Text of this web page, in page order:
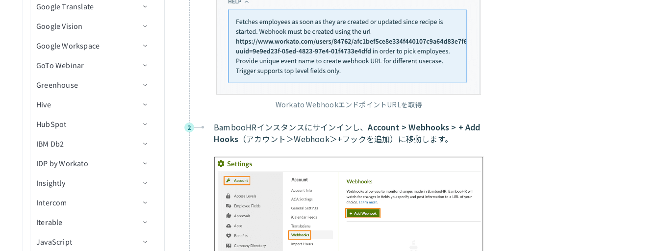
ドキュメントをプロジェク
署名リクエストを再送信
ファイルまたはフォルダを
検索（バッチ）
CSVファイルを更新
ファイルメタデータを更新
ファイルURLを使用してフ
ァイルをアップロード
IDでエンベロープを送信
エンベロープを無効化
ファイル削除アクション
ファイル名変更アクション
ファイルアップロードアク
ション
新規または更新済みプルリ
クエスト
を作成
カスタムアクションイベン
トを作成
IDで通話を取得
集約ユーザーデータを検索
通話文字起こしを検索
通話を検索
ユーザーを検索
を選択（バッチ）
カスタムSQLを使用して行
を選択し、テーブルに挿入
実行
ジョブIDで行のバッチを取
イベント終了
イベントを更新
イベントを削除
イベントに参加者を追加
（batch）
終日イベントを作成
カレンダーを作成
IDでカレンダーを取得
カレンダーを一覧表示
タスクを作成
タスクを更新
オブジェクトの削除
オブジェクトをダウンロー
更新
ファイルストリーミングで
オブジェクトをアップロー
ド
新規CSVファイル
新規ファイル/フォルダ
フォルダ階層内の新規ファ
ファイル権限を追加
ファイルをコピー
フォルダを作成
ファイルを削除
ファイルをダウンロード
ファイル権限を取得
ファイル権限を一覧表示
ファイル権限を削除
ファイル/フォルダの名前変
検索
ファイル権限を更新
My Drive内のシートの新規
行（リアルタイム）
My Drive内のシートの新規/
更新済み行
ム）
Team Drive内のシートの新
規/更新済み行
アクション
行を追加
行を一括追加
行を取得
行を検索
行を一括更新
アクション
短い音声をテキストに変換
コネクション設定
アクション
テキストを音声に変換
Google Translate
コネクション設定
アクション
テキストを翻訳
Google Vision
コネクション設定
アクション
画像からテキストを読み取
Google Workspace
コネクション設定
トリガー
新規管理者アクティビティ
ティビティイベント
新規ユーザーイベント
アクション
レコードの追加
レコードの削除
レコードを取得
モバイルデバイス
レコードを検索
データを転送
レコードの更新
GoTo Webinar
コネクション設定
トリガー
新規ウェビナーセッション
アクション
ウェビナー詳細を取得
セッションから参加者を取
Greenhouse
コネクション設定
トリガー
新規オブジェクト
新規オブジェクト（v3）
新規/更新済みオブジェクト
アクション
オブジェクトの作成
オブジェクトを作成（v3）
添付ファイルを作成（v3）
オブジェクトの更新
オブジェクトを更新（v3）
オブジェクトタイプ
Greenhouseコネクションをv3
応範囲
Hive
コネクション設定
トリガー
新規/更新済みレコード
アクション
レコードの更新
レコードの作成
IDによるレコード詳細の取
HubSpot
コネクション設定
Custom OAuth profiles
スコープ
トリガー
新規レコード
新規レコード（バッチ）
新規/更新済みレコード
アクション
レコードを取得
レコードを検索（バッチ）
IBM Db2
コネクション設定
アクション
行を挿入
行をアップサート
行を選択
IDP by Workato
信頼度スコア
アクション
ドキュメントを処理
ドキュメントを分類
Insightly
コネクション設定
トリガー
新規連絡先
アクション
Intercom
コネクション設定
トリガー
Iterable
コネクション設定
JavaScript
Workato WebhookエンドポイントURLを取得
2 BambooHRインスタンスにサインインし、Account > Webhooks > + Add
Hooks （アカウント＞Webhook＞+フックを追加）に移動します。